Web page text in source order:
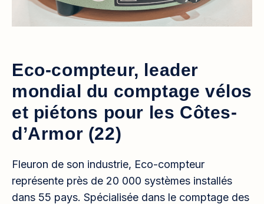
Eco-compteur, leader
mondial du comptage vélos
et piétons pour les Côtes-
d’Armor (22)
Fleuron de son industrie, Eco-compteur
représente près de 20 000 systèmes installés
dans 55 pays. Spécialisée dans le comptage des